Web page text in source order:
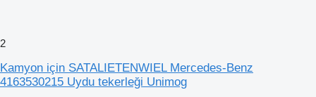
2
Kamyon için SATALIETENWIEL Mercedes-Benz
4163530215 Uydu tekerleği Unimog